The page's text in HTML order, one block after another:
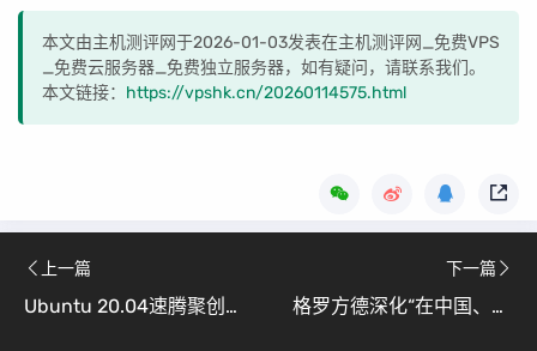
本文由主机测评网于2026-01-03发表在主机测评网_免费VPS
_免费云服务器_免费独立服务器，如有疑问，请联系我们。
本文链接： https://vpshk.cn/20260114575.html
上一篇
Ubuntu 20.04速腾聚创Airy驱动调试指南（从安装到故障排除详解）
下一篇
格罗方德深化“在中国、为中国”战略，携手增芯科技加码本土化芯片生产